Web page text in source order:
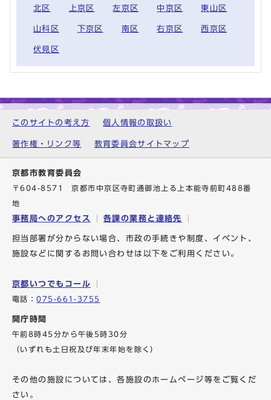
北区 上京区 左京区 中京区 東山区
山科区 下京区 南区 右京区 西京区
伏見区
このサイトの考え方 個人情報の取扱い
著作権・リンク等 教育委員会サイトマップ
京都市教育委員会
〒604-8571 京都市中京区寺町通御池上る上本能寺前町488番
地
事務局へのアクセス 各課の業務と連絡先
担当部署が分からない場合、市政の手続きや制度、イベント、
施設などに関するお問い合わせは以下をご利用ください。
京都いつでもコール
電話：075-661-3755
開庁時間
午前8時45分から午後5時30分
（いずれも土日祝及び年末年始を除く）
その他の施設については、各施設のホームページ等をご覧くだ
さい。